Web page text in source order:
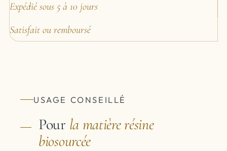
Expédié sous 5 à 10 jours
Satisfait ou remboursé
USAGE CONSEILLÉ
Pour la matièrerésine
biosourcée